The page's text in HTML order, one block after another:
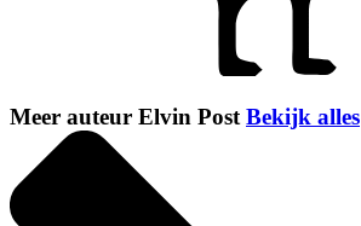
Meer auteur Elvin Post Bekijk alles